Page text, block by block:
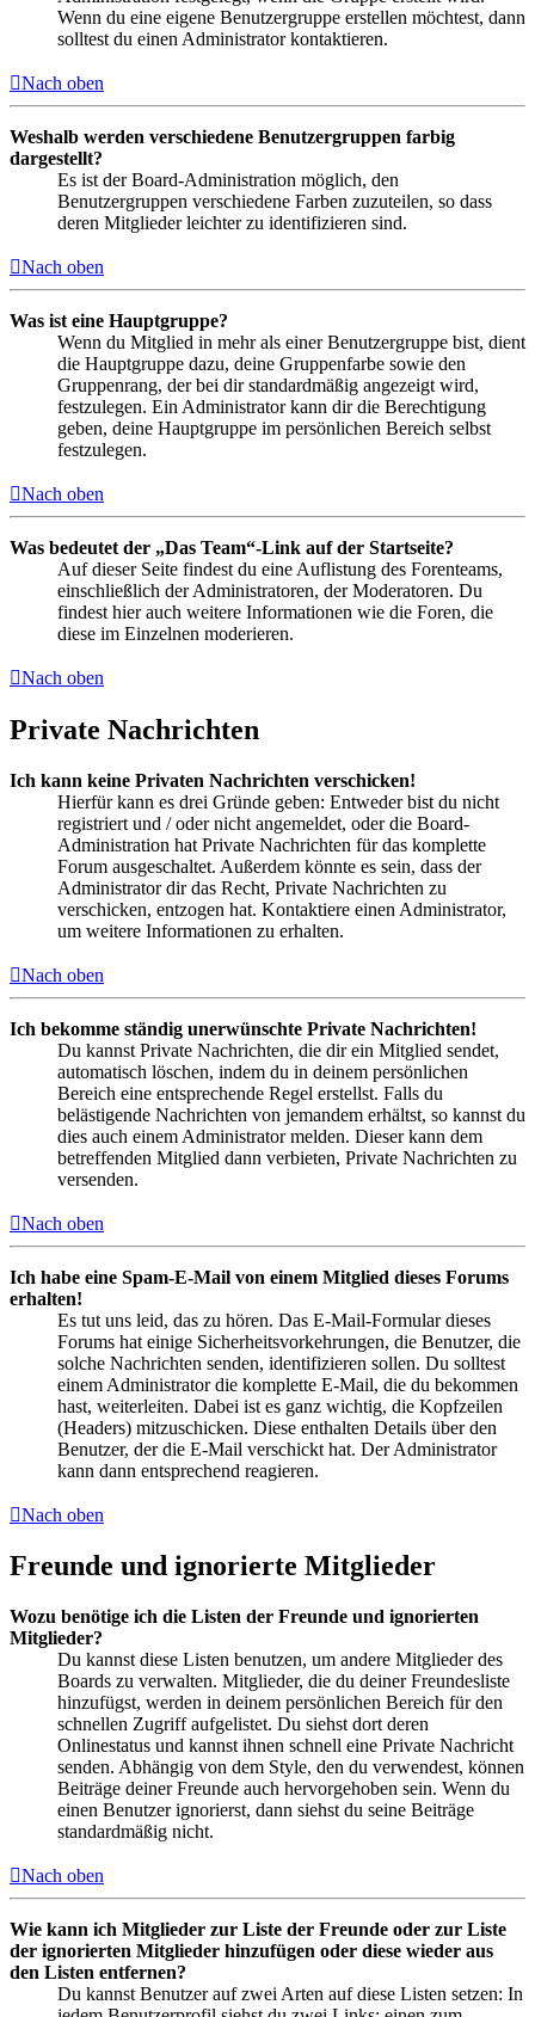
Wenn du eine eigene Benutzergruppe erstellen möchtest, dann
solltest du einen Administrator kontaktieren.
Nach oben
Weshalb werden verschiedene Benutzergruppen farbig
dargestellt?
Es ist der Board-Administration möglich, den
Benutzergruppen verschiedene Farben zuzuteilen, so dass
deren Mitglieder leichter zu identifizieren sind.
Nach oben
Was ist eine Hauptgruppe?
Wenn du Mitglied in mehr als einer Benutzergruppe bist, dient
die Hauptgruppe dazu, deine Gruppenfarbe sowie den
Gruppenrang, der bei dir standardmäßig angezeigt wird,
festzulegen. Ein Administrator kann dir die Berechtigung
geben, deine Hauptgruppe im persönlichen Bereich selbst
festzulegen.
Nach oben
Was bedeutet der „Das Team“-Link auf der Startseite?
Auf dieser Seite findest du eine Auflistung des Forenteams,
einschließlich der Administratoren, der Moderatoren. Du
findest hier auch weitere Informationen wie die Foren, die
diese im Einzelnen moderieren.
Nach oben
Private Nachrichten
Ich kann keine Privaten Nachrichten verschicken!
Hierfür kann es drei Gründe geben: Entweder bist du nicht
registriert und / oder nicht angemeldet, oder die Board-
Administration hat Private Nachrichten für das komplette
Forum ausgeschaltet. Außerdem könnte es sein, dass der
Administrator dir das Recht, Private Nachrichten zu
verschicken, entzogen hat. Kontaktiere einen Administrator,
um weitere Informationen zu erhalten.
Nach oben
Ich bekomme ständig unerwünschte Private Nachrichten!
Du kannst Private Nachrichten, die dir ein Mitglied sendet,
automatisch löschen, indem du in deinem persönlichen
Bereich eine entsprechende Regel erstellst. Falls du
belästigende Nachrichten von jemandem erhältst, so kannst du
dies auch einem Administrator melden. Dieser kann dem
betreffenden Mitglied dann verbieten, Private Nachrichten zu
versenden.
Nach oben
Ich habe eine Spam-E-Mail von einem Mitglied dieses Forums
erhalten!
Es tut uns leid, das zu hören. Das E-Mail-Formular dieses
Forums hat einige Sicherheitsvorkehrungen, die Benutzer, die
solche Nachrichten senden, identifizieren sollen. Du solltest
einem Administrator die komplette E-Mail, die du bekommen
hast, weiterleiten. Dabei ist es ganz wichtig, die Kopfzeilen
(Headers) mitzuschicken. Diese enthalten Details über den
Benutzer, der die E-Mail verschickt hat. Der Administrator
kann dann entsprechend reagieren.
Nach oben
Freunde und ignorierte Mitglieder
Wozu benötige ich die Listen der Freunde und ignorierten
Mitglieder?
Du kannst diese Listen benutzen, um andere Mitglieder des
Boards zu verwalten. Mitglieder, die du deiner Freundesliste
hinzufügst, werden in deinem persönlichen Bereich für den
schnellen Zugriff aufgelistet. Du siehst dort deren
Onlinestatus und kannst ihnen schnell eine Private Nachricht
senden. Abhängig von dem Style, den du verwendest, können
Beiträge deiner Freunde auch hervorgehoben sein. Wenn du
einen Benutzer ignorierst, dann siehst du seine Beiträge
standardmäßig nicht.
Nach oben
Wie kann ich Mitglieder zur Liste der Freunde oder zur Liste
der ignorierten Mitglieder hinzufügen oder diese wieder aus
den Listen entfernen?
Du kannst Benutzer auf zwei Arten auf diese Listen setzen: In